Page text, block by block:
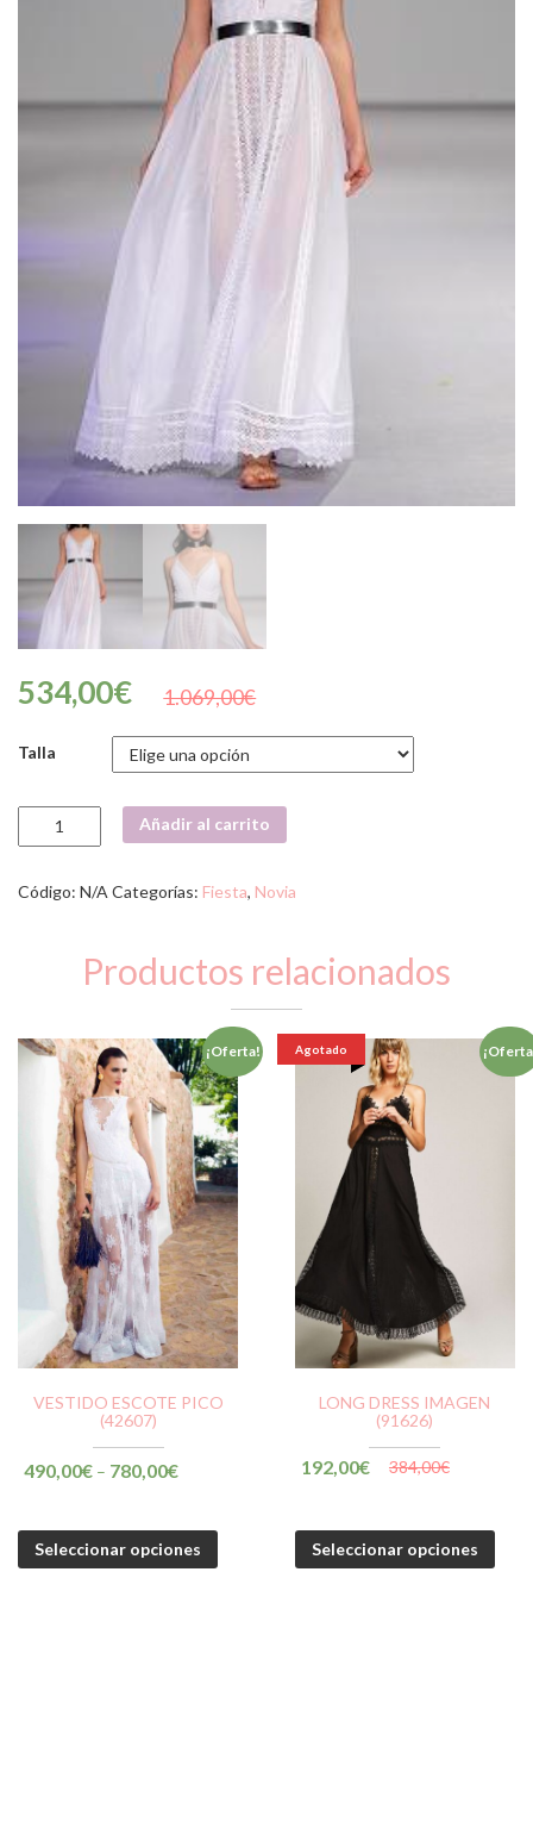
1.069,00€
534,00€
Talla
VESTIDO
ANDRÓMEDA
cantidad
Añadir al carrito
Código: N/A Categorías: Fiesta, Novia
Productos relacionados
¡Oferta!
VESTIDO ESCOTE PICO
(42607)
490,00€ – 780,00€
Seleccionar opciones
Agotado
LONG DRESS IMAGEN
(91626)
384,00€
192,00€
Seleccionar opciones